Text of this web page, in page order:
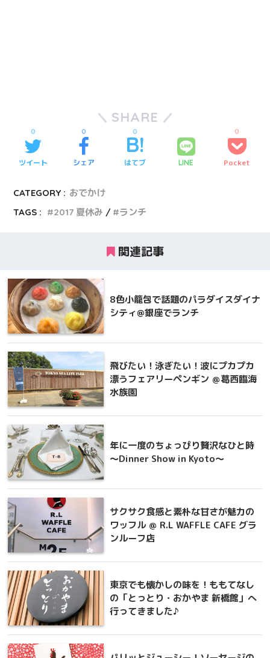
SHARE
ツイート
0
シェア
0
はてブ
0
LINE Pocket
0
CATEGORY : おでかけ
TAGS :
2017 夏休み ランチ
関連記事
8色小籠包で話題のパラダイスダイナ
シティ@銀座でランチ
飛びたい！泳ぎたい！波にプカプカ
漂うフェアリーペンギン ＠葛西臨海
水族園
年に一度のちょっぴり贅沢なひと時
～Dinner Show in Kyoto～
サクサク食感と素朴な甘さが魅力の
ワッフル ＠ R.L WAFFLE CAFE グラ
ンルーフ店
東京でも懐かしの味を！ももてなし
の「とっとり・おかやま 新橋館」へ
行ってきました♪